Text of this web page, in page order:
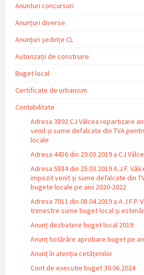
Anunturi concursuri
Anunțuri diverse
Anunțuri ședințe CL
Autorizații de construire
Buget local
Certificate de urbanism
Contabilitate
Adresa 3892 CJ Vâlcea repartizare
venit și sume defalcate din TVA
locale
Adresa 4456 din 29.03.2019 a CJ
Adresa 5884 din 25.03.2019 A.J.F.
impozit venit și sume defalcate din
bugete locale pe anii 2020-2022
Adresa 7011 din 08.04.2019 a
trimestre sume buget local și
Anunț dezbatere buget local 2019
Anunț hotărâre aprobare buget pe
Anunț în atenția cetățenilor
Cont de executie buget 30.06.2024